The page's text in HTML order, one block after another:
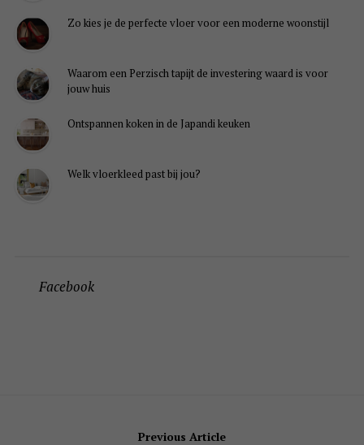
Zo kies je de perfecte vloer voor een moderne woonstijl
Waarom een Perzisch tapijt de investering waard is voor
jouw huis
Ontspannen koken in de Japandi keuken
Welk vloerkleed past bij jou?
Facebook
Previous Article